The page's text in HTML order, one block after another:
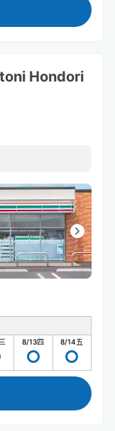
Hondori
8/13四 8/14五